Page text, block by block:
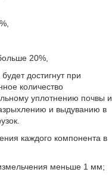
20%,
достигнут при
количество
уплотнению почвы и
и выдуванию в
каждого компонента в
меньше 1 мм;